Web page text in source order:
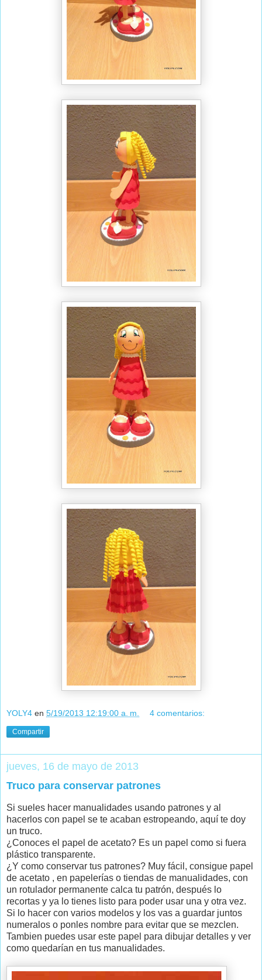
YOLY4 en 5/19/2013 12:19:00 a. m. 4 comentarios:
Compartir
jueves, 16 de mayo de 2013
Truco para conservar patrones
Si sueles hacer manualidades usando patrones y al
hacerlos con papel se te acaban estropeando, aquí te doy
un truco.
¿Conoces el papel de acetato? Es un papel como si fuera
plástico transparente.
¿Y como conservar tus patrones? Muy fácil, consigue papel
de acetato , en papelerías o tiendas de manualidades, con
un rotulador permanente calca tu patrón, después lo
recortas y ya lo tienes listo para poder usar una y otra vez.
Si lo hacer con varios modelos y los vas a guardar juntos
numeralos o ponles nombre para evitar que se mezclen.
Tambien puedes usar este papel para dibujar detalles y ver
como quedarían en tus manualidades.